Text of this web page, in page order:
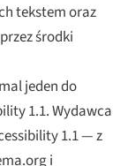
tekstem oraz
środki
jeden do
1.1. Wydawca
1.1 — z
i